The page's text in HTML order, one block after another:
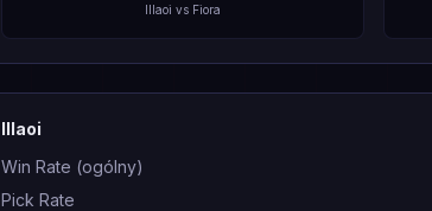
Illaoi vs Fiora
Illaoi
Win Rate (ogólny)
Pick Rate